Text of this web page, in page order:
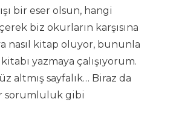
bir eser olsun, hangi
biz okurların karşısına
nasıl kitap oluyor, bununla
yazmaya çalışıyorum.
altmış sayfalık… Biraz da
sorumluluk gibi